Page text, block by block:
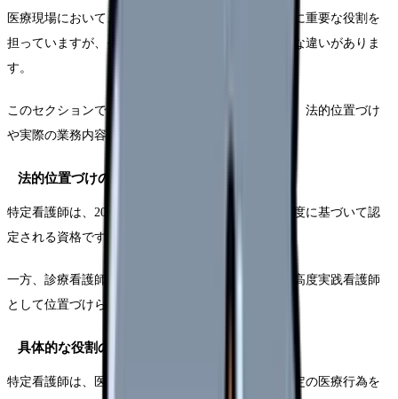
医療現場において、特定看護師と診療看護師はともに重要な役割を
担っていますが、その位置づけと業務内容には明確な違いがありま
す。
このセクションでは、両者の基本的な違いについて、法的位置づけ
や実際の業務内容から詳しく解説します。
法的位置づけの違い
特定看護師は、2015年に開始された特定行為研修制度に基づいて認
定される資格です。
一方、診療看護師は、大学院での専門教育を受けた高度実践看護師
として位置づけられています。
具体的な役割の違い
特定看護師は、医師が作成した手順書に基づいて特定の医療行為を